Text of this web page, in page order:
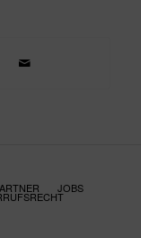
JOBS